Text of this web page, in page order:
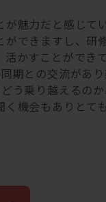
魅力だと感じて
できますし、研
かすことができて
期との交流があ
う乗り越えるの
機会もありとて